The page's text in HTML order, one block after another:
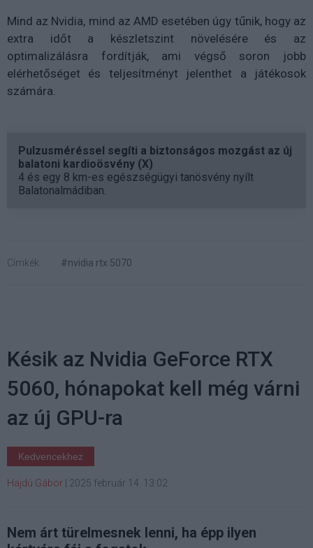
Mind az Nvidia, mind az AMD esetében úgy tűnik, hogy az
extra időt a készletszint növelésére és az
optimalizálásra fordítják, ami végső soron jobb
elérhetőséget és teljesítményt jelenthet a játékosok
számára.
Pulzusméréssel segíti a biztonságos mozgást az új
balatoni kardioösvény (X)
4 és egy 8 km-es egészségügyi tanösvény nyílt
Balatonalmádiban.
Címkék: #nvidia rtx 5070
Késik az Nvidia GeForce RTX
5060, hónapokat kell még várni
az új GPU-ra
Kedvencekhez
Hajdú Gábor 2025 február 14. 13:02
Nem árt türelmesnek lenni, ha épp ilyen